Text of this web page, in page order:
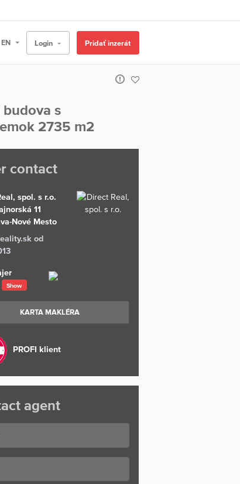
Login Pridať inzerát
budova s
2735 m2
contact
spol. s r.o.
11
Nové Mesto
od
Show
KARTA MAKLÉRA
PROFI klient
agent